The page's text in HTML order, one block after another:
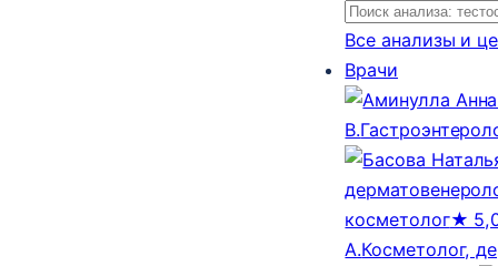
Все анализы и
Врачи
В.
косметолог★
А.Косметолог,